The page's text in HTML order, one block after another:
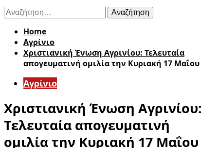
Αναζήτηση
για:
Home
Aγρίνιο
Χριστιανική Ένωση Αγρινίου: Τελευταία
απογευματινή ομιλία την Κυριακή 17 Μαΐου
Aγρίνιο
Χριστιανική Ένωση Αγρινίου:
Τελευταία απογευματινή
ομιλία την Κυριακή 17 Μαΐου